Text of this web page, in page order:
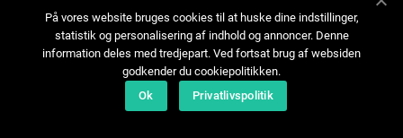
På vores website bruges cookies til at huske dine indstillinger,
statistik og personalisering af indhold og annoncer. Denne
information deles med tredjepart. Ved fortsat brug af websiden
godkender du cookiepolitikken.
Ok
Privatlivspolitik